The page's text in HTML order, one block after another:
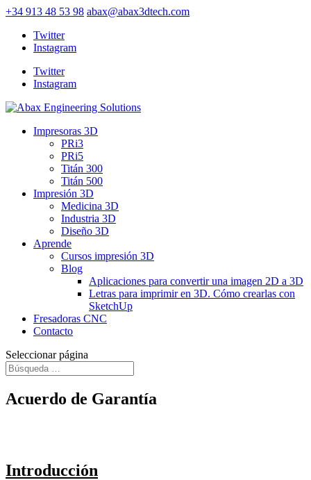
+34 913 48 53 98 abax@abax3dtech.com
Twitter
Instagram
Twitter
Instagram
Impresoras 3D
PRi3
PRi5
Titán 300
Titán 500
Impresión 3D
Medicina 3D
Industria 3D
Diseño 3D
Aprende
Cursos impresión 3D
Blog
Aplicaciones para convertir una imagen 2D a 3D
Letras para imprimir en 3D. Cómo crearlas con
SketchUp
Fresadoras CNC
Contacto
Seleccionar página
Acuerdo de Garantía
Introducción